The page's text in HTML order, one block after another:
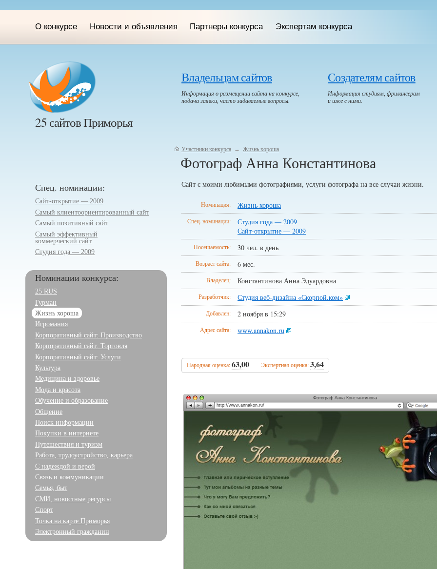
О конкурсе Новости и объявления Партнеры конкурса Экспертам конкурса
25 сайтов Приморья
Владельцам сайтов
Информация о размещении сайта на конкурсе,
подача заявки, часто задаваемые вопросы.
Создателям сайтов
Информация студиям, фрилансерам
и иже с ними.
Участники конкурса → Жизнь хороша
Фотограф Анна Константинова
Спец. номинации:
Сайт-открытие — 2009
Самый клиентоориенти­рованный сайт
Самый позитивный сайт
Самый эффективный
коммерческий сайт
Студия года — 2009
Номинации конкурса:
25 RUS
Гурман
Жизнь хороша
Игромания
Корпоративный сайт: Производство
Корпоративный сайт: Торговля
Корпоративный сайт: Услуги
Культура
Медицина и здоровье
Мода и красота
Обучение и образование
Общение
Поиск информации
Покупки в интернете
Путешествия и туризм
Работа, трудоустройство, карьера
С надеждой и верой
Связь и коммуникации
Семья, быт
СМИ, новостные ресурсы
Спорт
Точка на карте Приморья
Электронный гражданин
Сайт с моими любимыми фотографиями, услуги фотографа на все случаи жизни.
Номинация: Жизнь хороша
Спец. номинации:
Студия года — 2009
Сайт-открытие — 2009
Посещаемость: 30 чел. в день
Возраст сайта: 6 мес.
Владелец: Константинова Анна Эдуардовна
Разработчик: Студия веб-дизайна «Скорпой.ком»
Добавлен: 2 ноября в 15:29
Адрес сайта: www.annakon.ru
Народная оценка:63,00 Экспертная оценка:3,64
Фотограф Анна Константинова
http://www.annakon.ru/